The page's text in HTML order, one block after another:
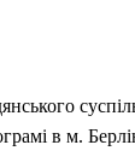
в м.